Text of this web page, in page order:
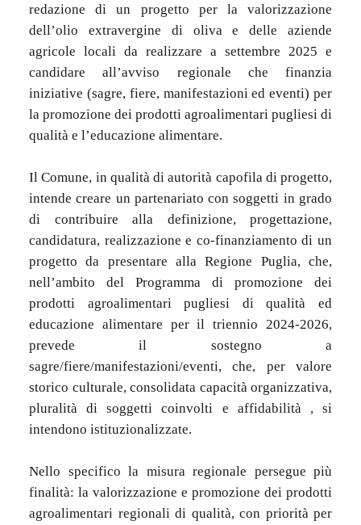
redazione di un progetto per la valorizzazione
dell’olio extravergine di oliva e delle aziende
agricole locali da realizzare a settembre 2025 e
candidare all’avviso regionale che finanzia
iniziative (sagre, fiere, manifestazioni ed eventi) per
la promozione dei prodotti agroalimentari pugliesi di
qualità e l’educazione alimentare.
Il Comune, in qualità di autorità capofila di progetto,
intende creare un partenariato con soggetti in grado
di contribuire alla definizione, progettazione,
candidatura, realizzazione e co-finanziamento di un
progetto da presentare alla Regione Puglia, che,
nell’ambito del Programma di promozione dei
prodotti agroalimentari pugliesi di qualità ed
educazione alimentare per il triennio 2024-2026,
prevede il sostegno a
sagre/fiere/manifestazioni/eventi, che, per valore
storico culturale, consolidata capacità organizzativa,
pluralità di soggetti coinvolti e affidabilità , si
intendono istituzionalizzate.
Nello specifico la misura regionale persegue più
finalità: la valorizzazione e promozione dei prodotti
agroalimentari regionali di qualità, con priorità per